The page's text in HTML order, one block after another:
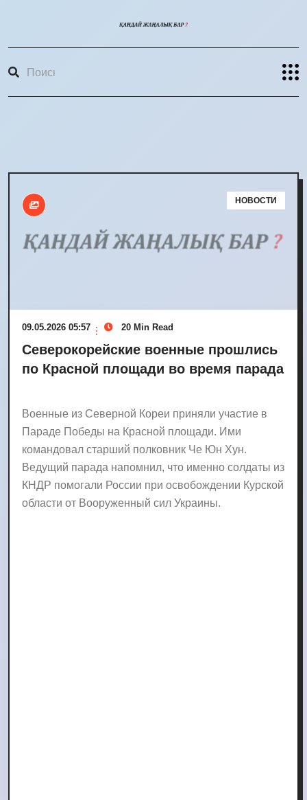
НОВОСТИ
09.05.2026 05:57 20 Min Read
Северокорейские военные прошлись
по Красной площади во время парада
Военные из Северной Кореи приняли участие в
Параде Победы на Красной площади. Ими
командовал старший полковник Че Юн Хун.
Ведущий парада напомнил, что именно солдаты из
КНДР помогали России при освобождении Курской
области от Вооруженный сил Украины.